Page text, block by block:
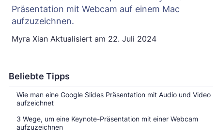
Beliebte Tipps
Wie man eine Google Slides Präsentation mit Audio und Video
aufzeichnet
3 Wege, um eine Keynote-Präsentation mit einer Webcam
aufzuzeichnen
Präsentation mit Webcam auf einem Mac
aufzuzeichnen.
Myra Xian Aktualisiert am 22. Juli 2024